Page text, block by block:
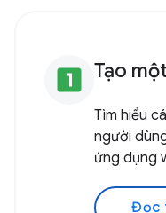
looks_one Tạo
Tìm hiểu
người
ứng dụng
Đọc